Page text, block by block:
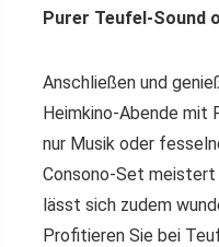
Purer Teufel-Sound
Anschließen und
Heimkino-Abende mit
nur Musik oder
Consono-Set meistert
lässt sich zudem
Profitieren Sie bei